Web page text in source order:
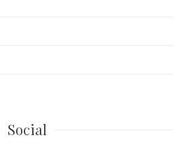
Social